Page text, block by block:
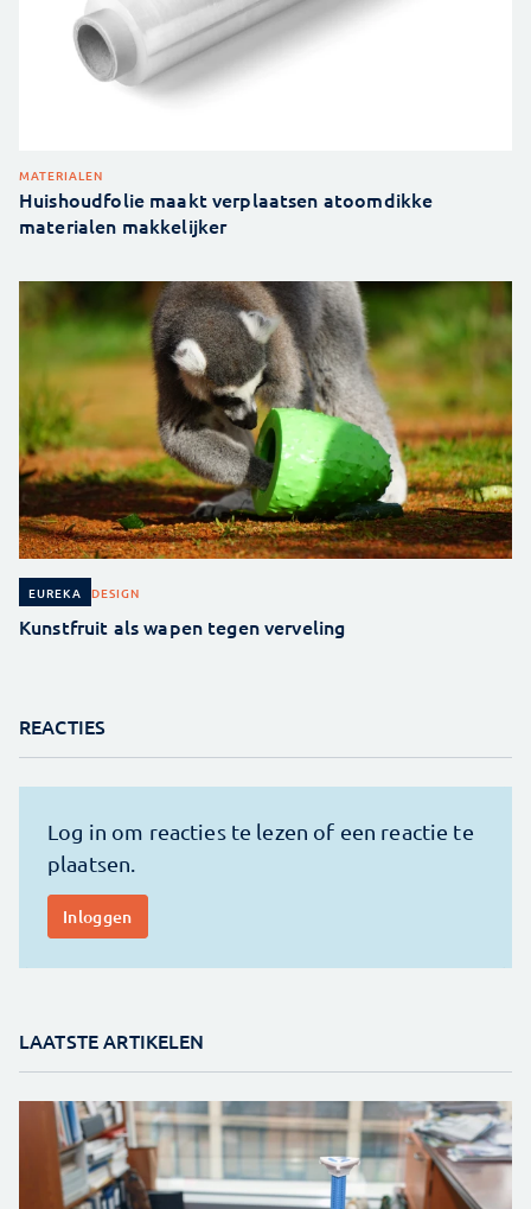
MATERIALEN
Huishoudfolie maakt verplaatsen atoomdikke
materialen makkelijker
EUREKA DESIGN
Kunstfruit als wapen tegen verveling
REACTIES
LAATSTE ARTIKELEN